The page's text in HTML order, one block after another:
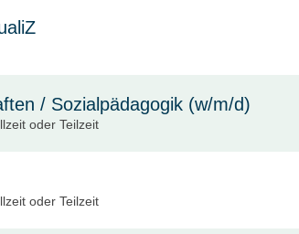
/ Sozialpädagogik (w/m/d)
oder Teilzeit
oder Teilzeit